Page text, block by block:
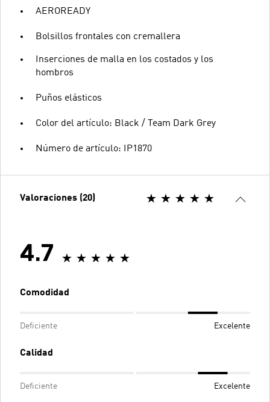
AEROREADY
Bolsillos frontales con cremallera
Inserciones de malla en los costados y los
hombros
Puños elásticos
Color del artículo: Black / Team Dark Grey
Número de artículo: IP1870
Valoraciones (20)
4.7
Comodidad
Deficiente Excelente
Calidad
Deficiente Excelente